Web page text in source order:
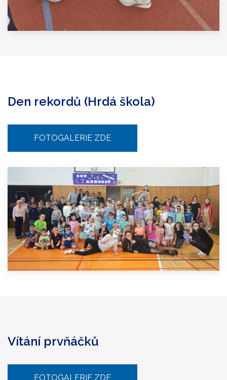
Den rekordů (Hrdá škola)
FOTOGALERIE ZDE
Vítání prvňáčků
FOTOGALERIE ZDE